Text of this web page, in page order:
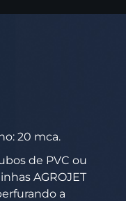
20 mca.
de PVC ou
AGROJET
a